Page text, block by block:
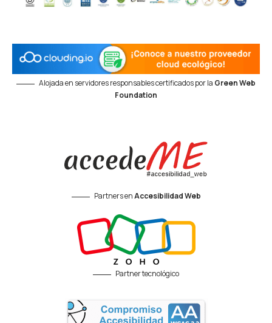
Alojada en servidores responsables certificados por la Green Web
Foundation
Partners enAccesibilidad Web
Partner tecnológico